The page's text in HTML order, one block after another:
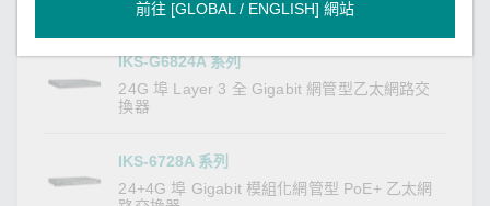
IKS-G6824A 系列
24G 埠 Layer 3 全 Gigabit 網管型乙太網路交
換器
IKS-6728A 系列
24+4G 埠 Gigabit 模組化網管型 PoE+ 乙太網
前往 [GLOBAL / ENGLISH] 網站